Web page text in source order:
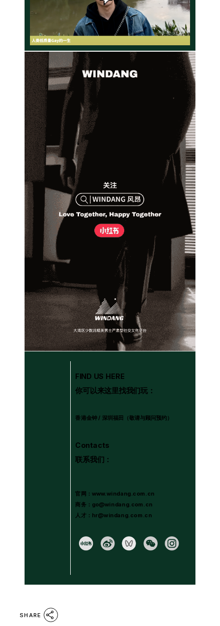
FIND US HERE
你可以来这里找我们玩：
香港金钟 / 深圳福田 （敬请与顾问预约）
Contacts
联系我们：
官网：www.windang.com.cn
商务：go@windang.com.cn
人才：hr@windang.com.cn
SHARE